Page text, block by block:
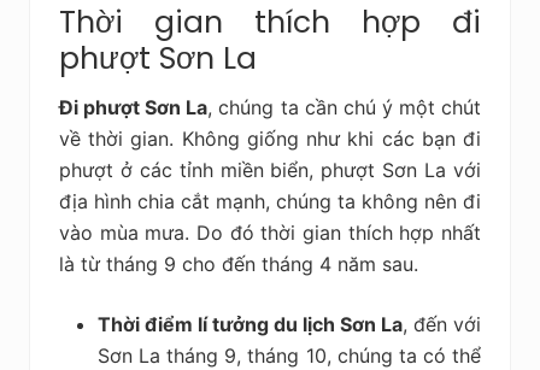
Thời gian thích hợp đi
phượt Sơn La
Đi phượt Sơn La, chúng ta cần chú ý một chút
về thời gian. Không giống như khi các bạn đi
phượt ở các tỉnh miền biển, phượt Sơn La với
địa hình chia cắt mạnh, chúng ta không nên đi
vào mùa mưa. Do đó thời gian thích hợp nhất
là từ tháng 9 cho đến tháng 4 năm sau.
Thời điểm lí tưởng du lịch Sơn La, đến với
Sơn La tháng 9, tháng 10, chúng ta có thể